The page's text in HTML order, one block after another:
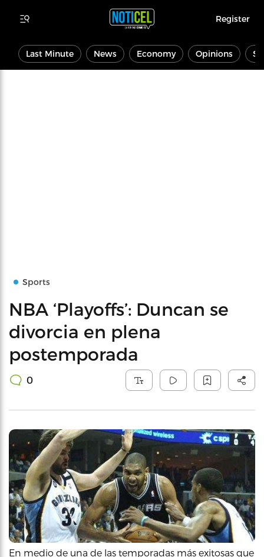
Register
Last Minute News Economy Opinions
Sports
NBA ‘Playoffs’: Duncan se
divorcia en plena
postemporada
0
En medio de una de las temporadas más exitosas que